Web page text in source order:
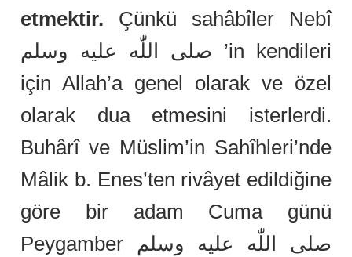
etmektir. Çünkü sahâbîler Nebî
صلى اللّٰه عليه وسلم ’in kendileri
için Allah’a genel olarak ve özel
olarak dua etmesini isterlerdi.
Buhârî ve Müslim’in Sahîhleri’nde
Mâlik b. Enes’ten rivâyet edildiğine
göre bir adam Cuma günü
Peygamber صلى اللّٰه عليه وسلم